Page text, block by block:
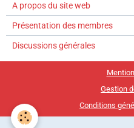
A propos du site web
Présentation des membres
Discussions générales
Gestion
Conditions